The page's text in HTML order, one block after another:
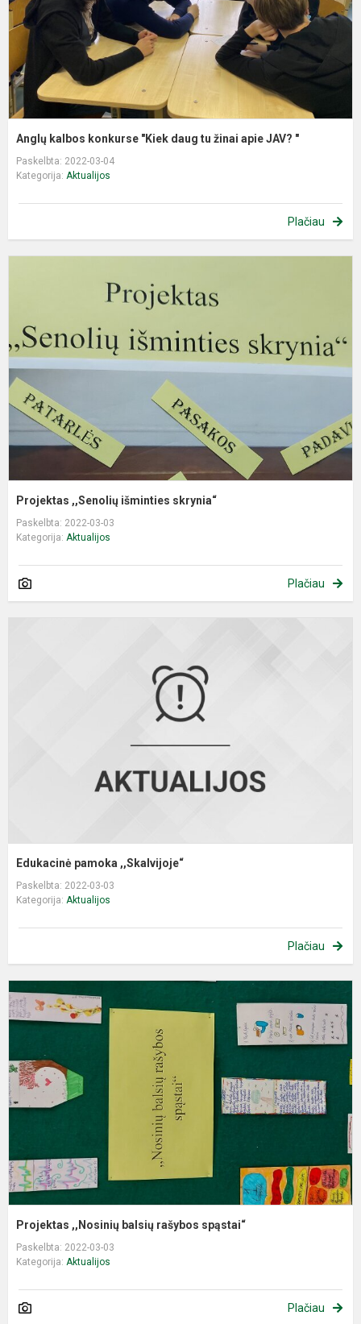
Anglų kalbos konkurse "Kiek daug tu žinai apie JAV? "
Paskelbta: 2022-03-04
Kategorija: Aktualijos
Plačiau
Projektas ,,Senolių išminties skrynia“
Paskelbta: 2022-03-03
Kategorija: Aktualijos
Plačiau
Edukacinė pamoka ,,Skalvijoje“
Paskelbta: 2022-03-03
Kategorija: Aktualijos
Plačiau
Projektas ,,Nosinių balsių rašybos spąstai“
Paskelbta: 2022-03-03
Kategorija: Aktualijos
Plačiau